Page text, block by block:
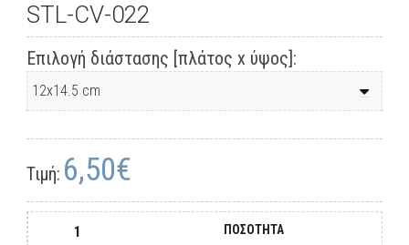
STL-CV-022
Επιλογή διάστασης [πλάτος x ύψος]:
Τιμή: 6,50€
ΠΟΣΟΤΗΤΑ